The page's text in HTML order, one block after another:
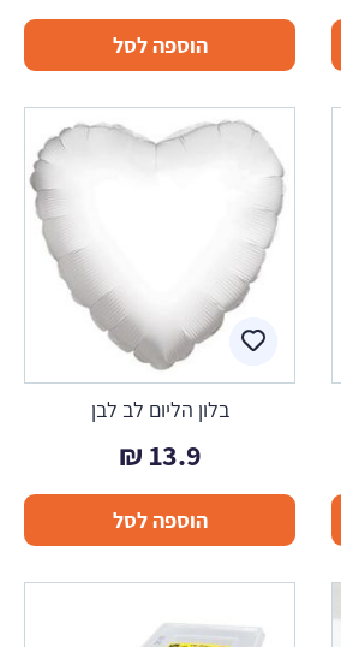
הוספה לסל
בלון הליום לב לבן
13.9
₪
הוספה לסל